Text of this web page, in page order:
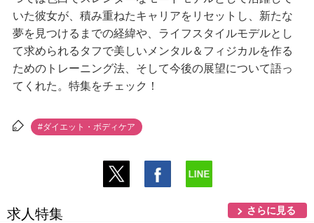
いた彼女が、積み重ねたキャリアをリセットし、新たな
夢を見つけるまでの経緯や、ライフスタイルモデルとし
て求められるタフで美しいメンタル＆フィジカルを作る
ためのトレーニング法、そして今後の展望について語っ
てくれた。特集をチェック！
#ダイエット・ボディケア
求人特集 さらに見る